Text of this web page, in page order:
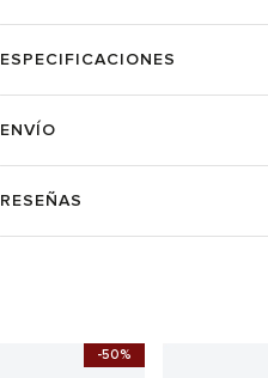
ESPECIFICACIONES
ENVÍO
RESEÑAS
-50%